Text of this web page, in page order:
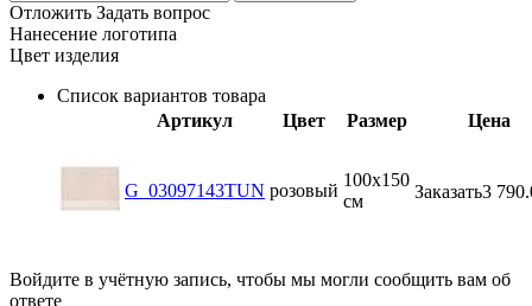
Отложить Задать вопрос
Нанесение логотипа
Цвет изделия
Список вариантов товара
Артикул
Цвет Размер Цена
G_03097143TUN розовый
100x150
см
Заказать3
Войдите в учётную запись, чтобы мы могли сообщить вам об
ответе